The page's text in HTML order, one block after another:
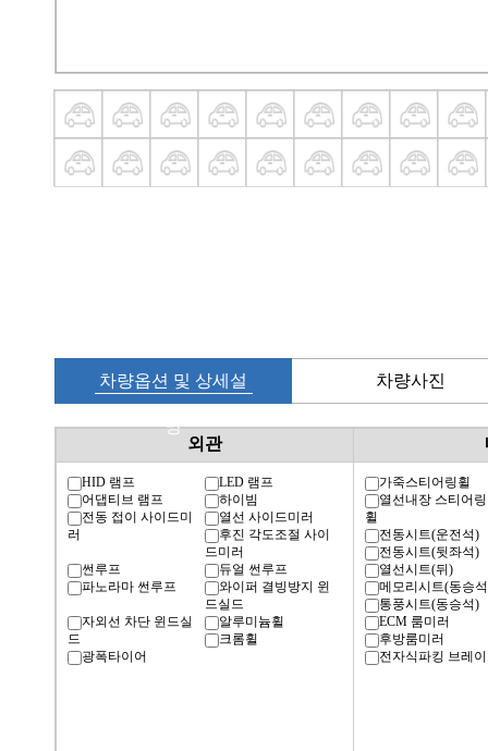
차량옵션 및 상세설
명
차량사진
외관
HID 램프
LED 램프
어댑티브 램프
하이빔
전동 접이 사이드미
러
열선 사이드미러
후진 각도조절 사이
드미러
썬루프
듀얼 썬루프
파노라마 썬루프
와이퍼 결빙방지 윈
드실드
자외선 차단 윈드실
드
알루미늄휠
크롬휠
광폭타이어
가죽스티어링휠
열선내장 스티어링
휠
전동시트(운전석)
전동시트(뒷좌석)
열선시트(뒤)
메모리시트(동승
통풍시트(동승석)
ECM 룸미러
후방룸미러
전자식파킹 브레